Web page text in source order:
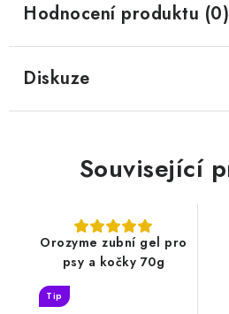
Hodnocení produktu (0)
Diskuze
Související
Orozyme zubní gel pro
psy a kočky 70g
Tip